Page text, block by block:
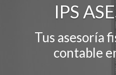
IPS
Tus asesoría
contable